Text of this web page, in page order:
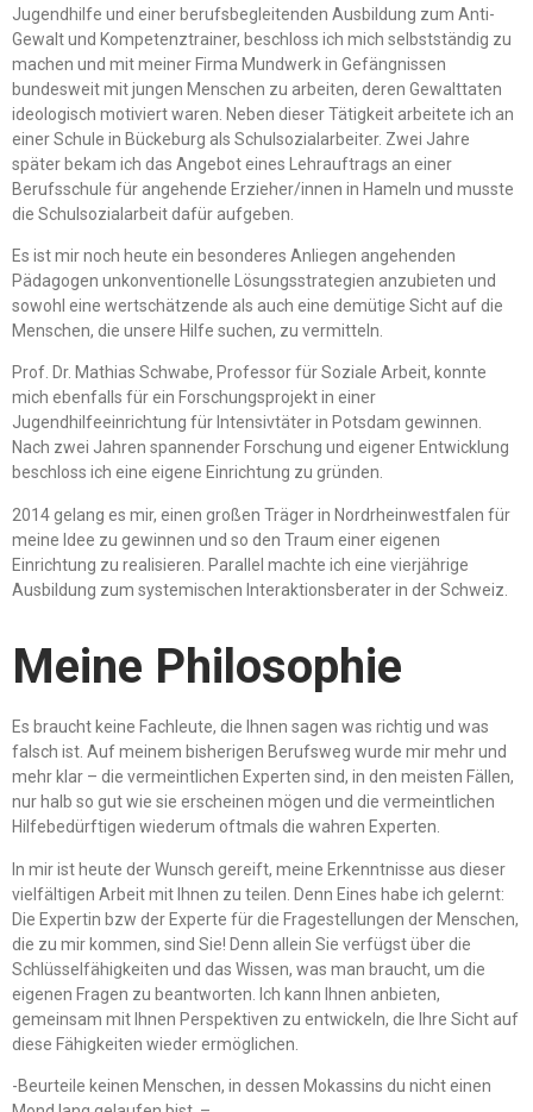
Jugendhilfe und einer berufsbegleitenden Ausbildung zum Anti-
Gewalt und Kompetenztrainer, beschloss ich mich selbstständig zu
machen und mit meiner Firma Mundwerk in Gefängnissen
bundesweit mit jungen Menschen zu arbeiten, deren Gewalttaten
ideologisch motiviert waren. Neben dieser Tätigkeit arbeitete ich an
einer Schule in Bückeburg als Schulsozialarbeiter. Zwei Jahre
später bekam ich das Angebot eines Lehrauftrags an einer
Berufsschule für angehende Erzieher/innen in Hameln und musste
die Schulsozialarbeit dafür aufgeben.
Es ist mir noch heute ein besonderes Anliegen angehenden
Pädagogen unkonventionelle Lösungsstrategien anzubieten und
sowohl eine wertschätzende als auch eine demütige Sicht auf die
Menschen, die unsere Hilfe suchen, zu vermitteln.
Prof. Dr. Mathias Schwabe, Professor für Soziale Arbeit, konnte
mich ebenfalls für ein Forschungsprojekt in einer
Jugendhilfeeinrichtung für Intensivtäter in Potsdam gewinnen.
Nach zwei Jahren spannender Forschung und eigener Entwicklung
beschloss ich eine eigene Einrichtung zu gründen.
2014 gelang es mir, einen großen Träger in Nordrheinwestfalen für
meine Idee zu gewinnen und so den Traum einer eigenen
Einrichtung zu realisieren. Parallel machte ich eine vierjährige
Ausbildung zum systemischen Interaktionsberater in der Schweiz.
Meine Philosophie
Es braucht keine Fachleute, die Ihnen sagen was richtig und was
falsch ist. Auf meinem bisherigen Berufsweg wurde mir mehr und
mehr klar – die vermeintlichen Experten sind, in den meisten Fällen,
nur halb so gut wie sie erscheinen mögen und die vermeintlichen
Hilfebedürftigen wiederum oftmals die wahren Experten.
In mir ist heute der Wunsch gereift, meine Erkenntnisse aus dieser
vielfältigen Arbeit mit Ihnen zu teilen. Denn Eines habe ich gelernt:
Die Expertin bzw der Experte für die Fragestellungen der Menschen,
die zu mir kommen, sind Sie! Denn allein Sie verfügst über die
Schlüsselfähigkeiten und das Wissen, was man braucht, um die
eigenen Fragen zu beantworten. Ich kann Ihnen anbieten,
gemeinsam mit Ihnen Perspektiven zu entwickeln, die Ihre Sicht auf
diese Fähigkeiten wieder ermöglichen.
-Beurteile keinen Menschen, in dessen Mokassins du nicht einen